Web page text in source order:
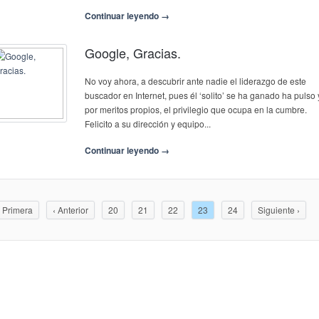
Continuar leyendo →
Google, Gracias.
No voy ahora, a descubrir ante nadie el liderazgo de este
buscador en Internet, pues él ‘solito’ se ha ganado ha pulso
por meritos propios, el privilegio que ocupa en la cumbre.
Felicito a su dirección y equipo...
Continuar leyendo →
Primera ‹ Anterior 20 21 22 23 24 Siguiente ›